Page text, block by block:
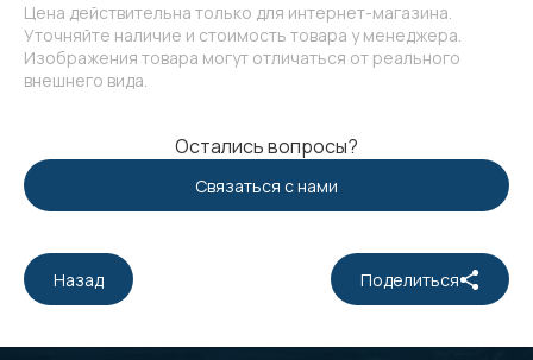
Цена действительна только для интернет-магазина.
Уточняйте наличие и стоимость товара у менеджера.
Изображения товара могут отличаться от реального
внешнего вида.
Остались вопросы?
Связаться с нами
Назад Поделиться